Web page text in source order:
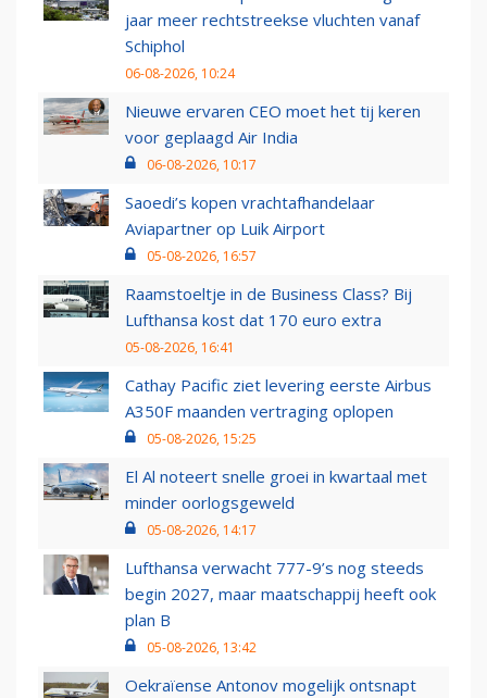
jaar meer rechtstreekse vluchten vanaf
Schiphol
06-08-2026, 10:24
Nieuwe ervaren CEO moet het tij keren
voor geplaagd Air India
06-08-2026, 10:17
Saoedi’s kopen vrachtafhandelaar
Aviapartner op Luik Airport
05-08-2026, 16:57
Raamstoeltje in de Business Class? Bij
Lufthansa kost dat 170 euro extra
05-08-2026, 16:41
Cathay Pacific ziet levering eerste Airbus
A350F maanden vertraging oplopen
05-08-2026, 15:25
El Al noteert snelle groei in kwartaal met
minder oorlogsgeweld
05-08-2026, 14:17
Lufthansa verwacht 777-9’s nog steeds
begin 2027, maar maatschappij heeft ook
plan B
05-08-2026, 13:42
Oekraïense Antonov mogelijk ontsnapt